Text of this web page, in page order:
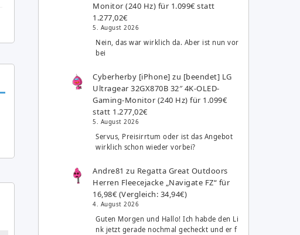
Monitor (240 Hz) für 1.099€ statt
1.277,02€
5. August 2026
Nein, das war wirklich da. Aber ist nun vor
bei
Cyberherby [iPhone] zu [beendet] LG
Ultragear 32GX870B 32″ 4K-OLED-
Gaming-Monitor (240 Hz) für 1.099€
statt 1.277,02€
5. August 2026
Servus, Preisirrtum oder ist das Angebot
wirklich schon wieder vorbei?
Andre81 zu Regatta Great Outdoors
Herren Fleecejacke „Navigate FZ“ für
16,98€ (Vergleich: 34,94€)
4. August 2026
Guten Morgen und Hallo! Ich habde den Li
nk jetzt gerade nochmal gecheckt und er f